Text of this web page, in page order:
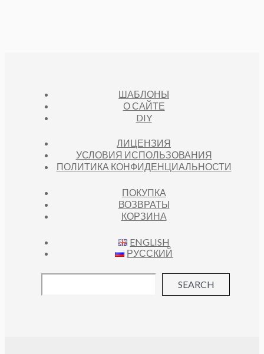
ШАБЛОНЫ
О САЙТЕ
DIY
ЛИЦЕНЗИЯ
УСЛОВИЯ ИСПОЛЬЗОВАНИЯ
ПОЛИТИКА КОНФИДЕНЦИАЛЬНОСТИ
ПОКУПКА
ВОЗВРАТЫ
КОРЗИНА
ENGLISH
РУССКИЙ
SEARCH